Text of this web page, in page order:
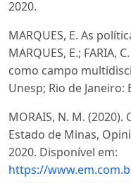
2020.
MARQUES, E. As
MARQUES, E.; FARIA,
como campo
Unesp; Rio de Janeiro:
MORAIS, N. M.
Estado de Minas,
2020. Disponível em:
https://